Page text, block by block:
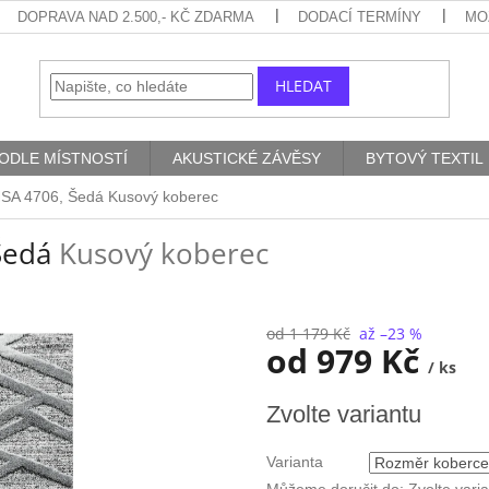
DOPRAVA NAD 2.500,- KČ ZDARMA DODACÍ TERMÍNY
HLEDAT
MÍSTNOSTÍ AKUSTICKÉ ZÁVĚSY BYTOVÝ TEXTIL
4706, Šedá Kusový koberec
Kusový koberec
od 1 179 Kč až –23 %
od 979 Kč / ks
cena:
Zvolte variantu
Varianta